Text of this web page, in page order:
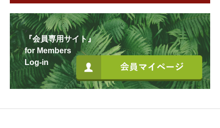
『会員専用サイト』
for Members
Log-in